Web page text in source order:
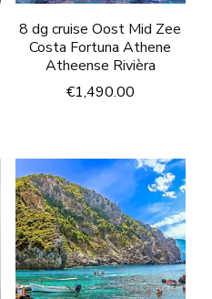
8 dg cruise Oost Mid Zee
Costa Fortuna Athene
Atheense Rivièra
€1,490.00